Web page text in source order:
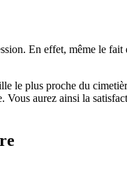
En effet, même le
le plus proche du
aurez ainsi la